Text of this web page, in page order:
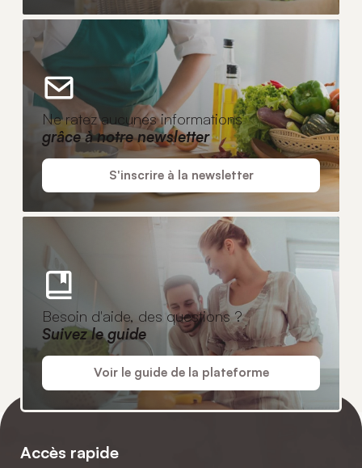
Ne ratez aucunes informations
grâce à notre newsletter
S'inscrire à la newsletter
Besoin d'aide, des questions ?
Suivez le guide
Voir le guide de la plateforme
Accès rapide